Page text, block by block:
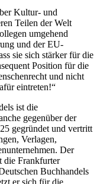
Kultur- und
Teilen der Welt
umgehend
und der EU-
sie sich stärker für die
Position für die
und nicht
eintreten!“
ist die
gegenüber der
gegründet und vertritt
Verlagen,
Der
die Frankfurter
Buchhandels